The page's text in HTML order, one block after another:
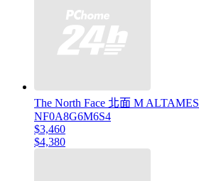
The North Face 北面 M
NF0A8G6M6S4
$3,460
$4,380